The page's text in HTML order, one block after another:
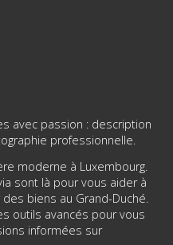
avec passion : description
professionnelle.
moderne à Luxembourg.
sont là pour vous aider à
biens au Grand-Duché.
outils avancés pour vous
informées sur